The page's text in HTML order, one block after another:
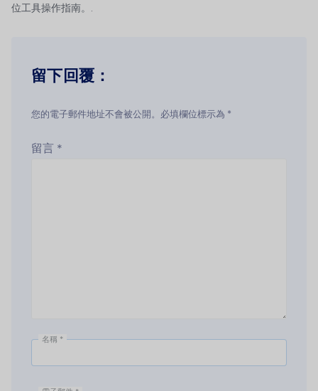
位工具操作指南。.
留下回覆：
您的電子郵件地址不會被公開。必填欄位標示為 *
留言 *
名稱 *